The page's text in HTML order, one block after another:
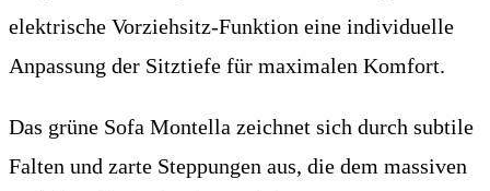
elektrische Vorziehsitz-Funktion eine individuelle
Anpassung der Sitztiefe für maximalen Komfort.
Das grüne Sofa Montella zeichnet sich durch subtile
Falten und zarte Steppungen aus, die dem massiven